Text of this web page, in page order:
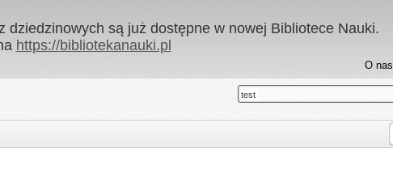
dziedzinowych są już dostępne w nowej Bibliotece Nauki.
https://bibliotekanauki.pl
O nas
test